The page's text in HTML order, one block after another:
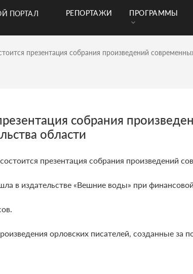
ПОРТАЛ
РЕПОРТАЖИ ПРОГРАММЫ
презентация собрания произведений
собрания
области
презентация собрания произведений
в издательстве «Вешние воды» при
орловских писателей, созданные за